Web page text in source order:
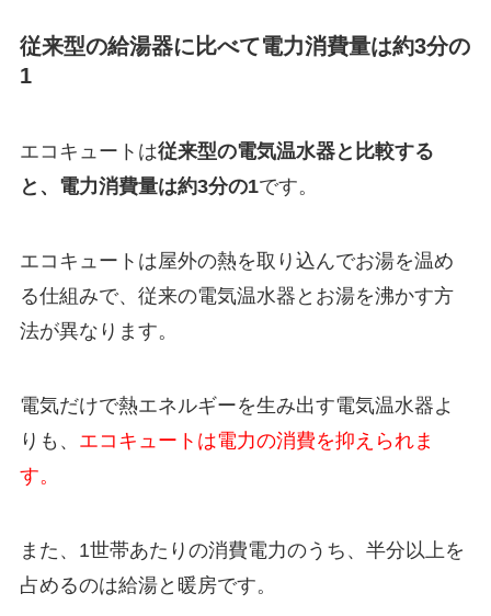
従来型の給湯器に比べて電力消費量は約3分の
1
エコキュートは従来型の電気温水器と比較する
と、電力消費量は約3分の1です。
エコキュートは屋外の熱を取り込んでお湯を温め
る仕組みで、従来の電気温水器とお湯を沸かす方
法が異なります。
電気だけで熱エネルギーを生み出す電気温水器よ
りも、 エコキュートは電力の消費を抑えられま
す。
また、1世帯あたりの消費電力のうち、半分以上を
占めるのは給湯と暖房です。